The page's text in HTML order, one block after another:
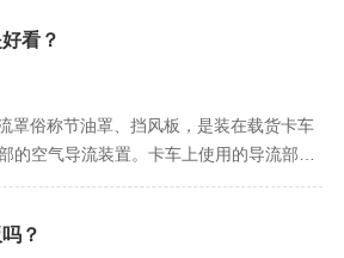
看？
罩俗称节油罩、挡风板，是装在载货卡车
的空气导流装置。卡车上使用的导流部件
罩、驾驶室侧导流罩、车身侧裙板等。
后，其仰角是不可变的;而可调式导流罩具
？